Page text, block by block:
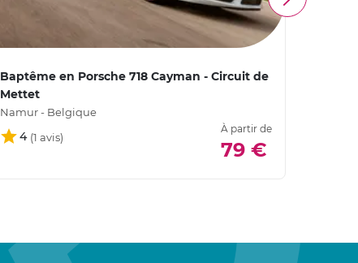
Baptême en Porsche 718 Cayman - Circuit de
Mettet
Namur - Belgique
4
À partir de
79 €